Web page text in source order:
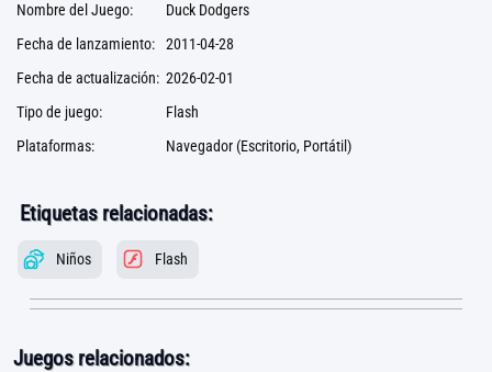
Nombre del Juego:
Duck Dodgers
Fecha de lanzamiento: 2011-04-28
Fecha de actualización: 2026-02-01
Tipo de juego:
Flash
Plataformas:
Navegador (Escritorio, Portátil)
Etiquetas relacionadas:
Niños Flash
Juegos relacionados: